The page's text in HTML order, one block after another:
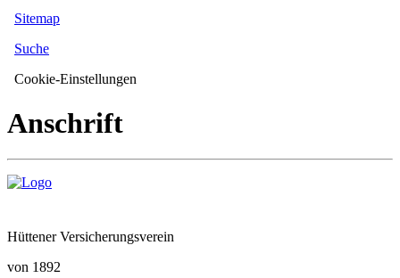
Sitemap
Suche
Cookie-Einstellungen
Anschrift
Hüttener Versicherungsverein
von 1892